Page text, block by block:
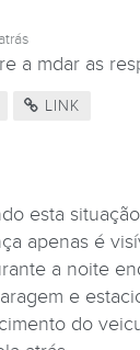
a mdar as
LINK
esta
apenas é
a noite
e
do